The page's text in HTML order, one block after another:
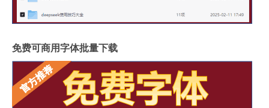
免费可商用字体批量下载